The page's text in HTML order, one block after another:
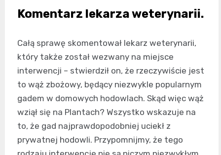
Komentarz lekarza weterynarii.
Całą sprawę skomentował lekarz weterynarii,
który także został wezwany na miejsce
interwencji – stwierdził on, że rzeczywiście jest
to wąż zbożowy, będący niezwykle popularnym
gadem w domowych hodowlach. Skąd więc wąż
wziął się na Plantach? Wszystko wskazuje na
to, że gad najprawdopodobniej uciekł z
prywatnej hodowli. Przypomnijmy, że tego